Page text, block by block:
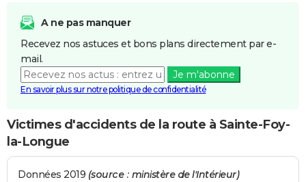
A ne pas manquer
Recevez nos astuces et bons plans directement par e-
mail.
Je m'abonne
En savoir plus sur notre politique de confidentialité
Victimes d'accidents de la route à Sainte-Foy-
la-Longue
Données 2019 (source : ministère de l'Intérieur)